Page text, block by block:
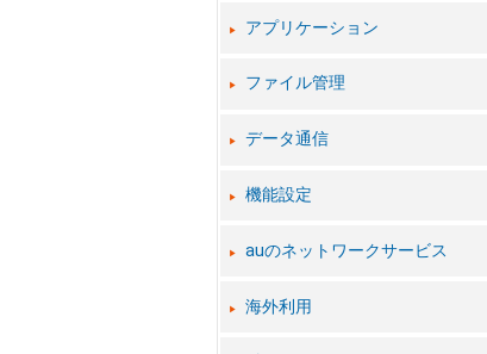
アプリケーション
ファイル管理
データ通信
機能設定
auのネットワークサービス
海外利用